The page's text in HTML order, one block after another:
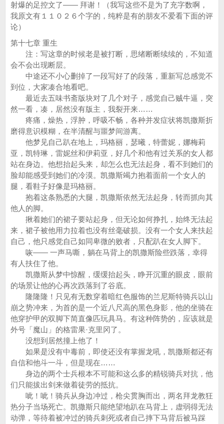
射爆的足控文了—— 拜谢！（我写这些不是为了充字数啊，
我原文有１１０２６个字的，纯粹是有的朋友不爱看下面的评
论）
第十七章 重生
注：写这章的时候老是被打断，思绪断断续续的，不知道
会不会出现断层。
中途还不小心删掉了一段写好了的段落，重新写总感觉不
到位，大家凑合地看吧。
最近去五味书斋版块对了几个对子，感觉自己贼牛逼，突
然一看，凑，居然没有版主，我裂开来……
疼痛，燥热，浮肿，呼吸不畅，各种并发症状将凯撒斯折
磨得意识模糊，在半清醒与噩梦间游离。
他梦见自己趴在地上，玛格丽，瑟曦，特蕾妮，娜梅莉
亚，凯特琳，雷妮丝和伊莉亚，好几个和他有过关系的女人都
站在身边。他想抬起头来，却怎么也无法起身，看不到她们的
脸却能感受到她们的冷漠。凯撒斯竭力抱着面前一个女人的
腿，看鞋子好像是玛格丽。
抱着这条熟悉的大腿，凯撒斯依然无法起身，转而抓向其
他人的脚。
揪着她们的裙子要站起身，但无论如何挣扎，始终无法起
来，裙子被他用力拉着也没有丝毫破损。没有一个女人来扶起
自己，他只感觉自己如同卑微的败者，只配趴在女人脚下。
咴—— 一声马嘶，躺在马背上的凯撒斯险些跌落，幸得
有人扶住了他。
凯撒斯从梦中惊醒，缓缓抬起头，睁开沉重的眼皮，眼前
的场景让他的心再次跌落到了谷底。
隆隆隆！只见有无数穿着暗红色服饰的兰尼斯特骑兵以山
崩之势冲来，为首的是一个近八尺高的黑色身影，他的坐骑在
他穿护甲的双脚下简直像匹玩具马。有这种阵势的，应该就是
外号「魔山」的格雷果·克里冈了。
没想到居然撞上他了！
如果是没有中毒前，即使还没有掌握龙吼，凯撒斯都还有
自信和他斗一斗，但是现在……
身边的两个士兵根本不可能和这么多的精锐骑兵对抗，他
们只能拔出剑来做着徒劳的抵抗。
呲！呲！骑兵从身边冲过，枪尖贯胸而出，两名拜龙教狂
热分子当场死亡。凯撒斯只能绝望地趴在马背上，虚弱得无法
动弹，等待着被冲过的骑兵刺死或者自己摔下马背后被马踩